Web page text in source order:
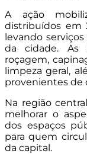
A ação
distribuídos em
levando
da cidade. As
roçagem,
limpeza geral,
provenientes de
Na região
melhorar o
dos espaços
para quem
da capital.